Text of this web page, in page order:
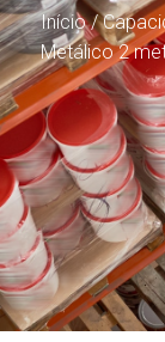
Início/
Metálico 2